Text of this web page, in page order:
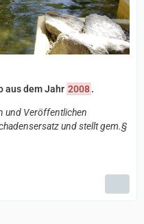
aus dem Jahr 2008.
und Veröffentlichen
und stellt gem.§